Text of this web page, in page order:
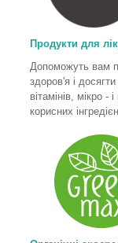
Продукти для
Допоможуть вам
здоров'я і
вітамінів, мікро -
корисних